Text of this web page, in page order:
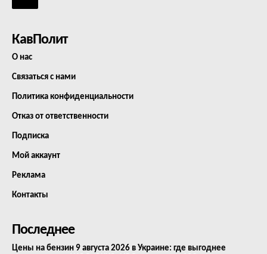
КавПолит
О нас
Связаться с нами
Политика конфиденциальности
Отказ от ответственности
Подписка
Мой аккаунт
Реклама
Контакты
Последнее
Цены на бензин 9 августа 2026 в Украине: где выгоднее